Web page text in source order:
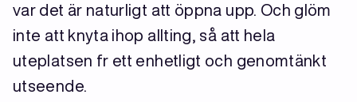
var det är naturligt att öppna upp. Och glöm
inte att knyta ihop allting, så att hela
uteplatsen fr ett enhetligt och genomtänkt
utseende.